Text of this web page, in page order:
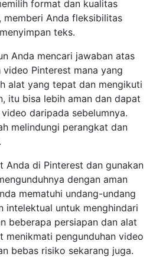
format dan kualitas
memberi Anda fleksibilitas
teks.
Anda mencari jawaban atas
Pinterest mana yang
alat yang tepat dan mengikuti
itu bisa lebih aman dan dapat
daripada sebelumnya.
melindungi perangkat dan
Anda di Pinterest dan gunakan
dengan aman
mematuhi undang-undang
intelektual untuk menghindari
beberapa persiapan dan alat
menikmati pengunduhan video
bebas risiko sekarang juga.